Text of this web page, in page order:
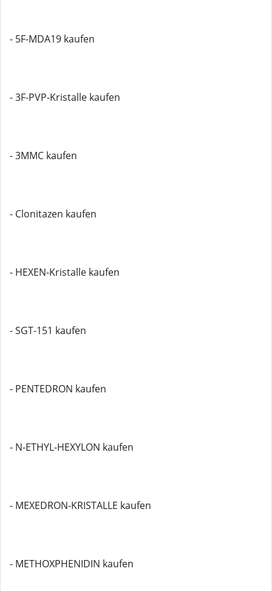
- 5F-MDA19 kaufen
- 3F-PVP-Kristalle kaufen
- 3MMC kaufen
- Clonitazen kaufen
- HEXEN-Kristalle kaufen
- SGT-151 kaufen
- PENTEDRON kaufen
- N-ETHYL-HEXYLON kaufen
- MEXEDRON-KRISTALLE kaufen
- METHOXPHENIDIN kaufen